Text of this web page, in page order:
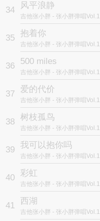
34 风平浪静
吉他张小胖 - 张小胖弹唱Vol.1
35 抱着你
吉他张小胖 - 张小胖弹唱Vol.1
36 500 miles
吉他张小胖 - 张小胖弹唱Vol.1
37 爱的代价
吉他张小胖 - 张小胖弹唱Vol.1
38 树枝孤鸟
吉他张小胖 - 张小胖弹唱Vol.1
39 我可以抱你吗
吉他张小胖 - 张小胖弹唱Vol.1
40 彩虹
吉他张小胖 - 张小胖弹唱Vol.1
41 西湖
吉他张小胖 - 张小胖弹唱Vol.1